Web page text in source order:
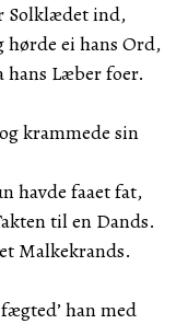
Solklædet ind,
hørde ei hans Ord,
hans Læber foer.
krammede sin
havde faaet fat,
til en Dands.
Malkekrands.
han med